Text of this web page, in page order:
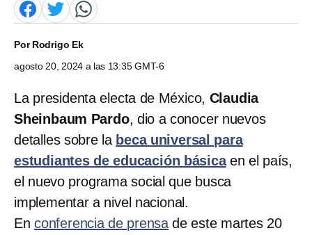
PorRodrigo Ek
agosto 20, 2024 a las 13:35 GMT-6
La presidenta electa de México, Claudia
Sheinbaum Pardo, dio a conocer nuevos
detalles sobre la beca universal para
estudiantes de educación básica en el país,
el nuevo programa social que busca
implementar a nivel nacional.
En conferencia de prensa de este martes 20